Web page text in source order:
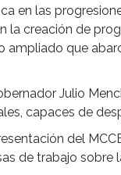
en las
la creación de
ampliado que
Julio
capaces de
del
de trabajo sobre